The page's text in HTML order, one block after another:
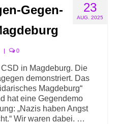
23
AUG. 2025
Gegen-
| 0
in Magdeburg. Die
demonstriert. Das
Magdeburg“
hat eine Gegendemo
„Nazis haben Angst
Wir waren dabei. …